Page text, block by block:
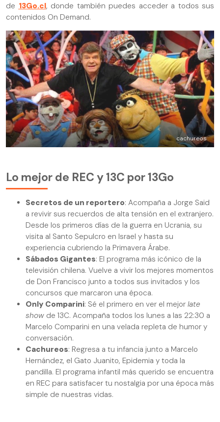
de 13Go.cl, donde también puedes acceder a todos sus
contenidos On Demand.
cachureos
Lo mejor de REC y 13C por 13Go
Secretos de un reportero: Acompaña a Jorge Said
a revivir sus recuerdos de alta tensión en el extranjero.
Desde los primeros días de la guerra en Ucrania, su
visita al Santo Sepulcro en Israel y hasta su
experiencia cubriendo la Primavera Árabe.
Sábados Gigantes: El programa más icónico de la
televisión chilena. Vuelve a vivir los mejores momentos
de Don Francisco junto a todos sus invitados y los
concursos que marcaron una época.
Only Comparini: Sé el primero en ver el mejor late
show de 13C. Acompaña todos los lunes a las 22:30 a
Marcelo Comparini en una velada repleta de humor y
conversación.
Cachureos: Regresa a tu infancia junto a Marcelo
Hernández, el Gato Juanito, Epidemia y toda la
pandilla. El programa infantil más querido se encuentra
en REC para satisfacer tu nostalgia por una época más
simple de nuestras vidas.